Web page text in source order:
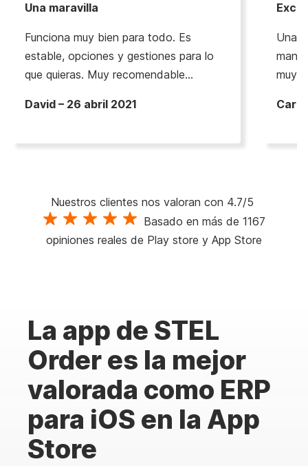
Una maravilla
Funciona muy bien para todo. Es
estable, opciones y gestiones para lo
que quieras. Muy recomendable…
David – 26 abril 2021
Una
muy
Nuestros clientes nos valoran con 4.7/5
Basado en más de 1167
opiniones reales de Play store y App Store
La app de STEL
Order es la mejor
valorada como ERP
para iOS en la App
Store